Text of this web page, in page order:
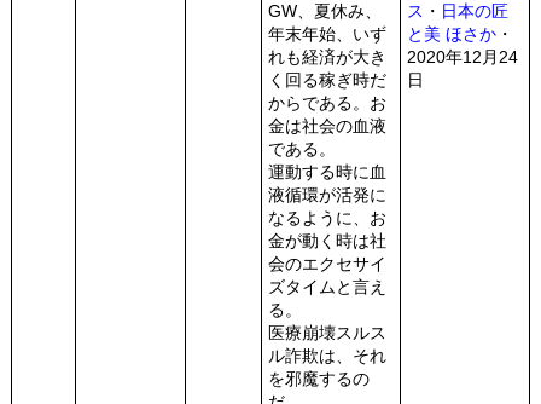
GW、夏休み、
年末年始、いず
れも経済が大き
く回る稼ぎ時だ
からである。お
金は社会の血液
である。
運動する時に血
液循環が活発に
なるように、お
金が動く時は社
会のエクセサイ
ズタイムと言え
る。
医療崩壊スルス
ル詐欺は、それ
を邪魔するの
ス ・ 日本の匠
と美 ほさか・
2020年12月24
日